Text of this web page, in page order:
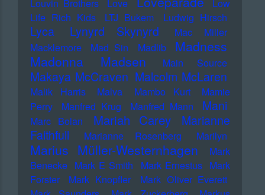
Louvin Brothers
Love
Low
Life Rich Kids
LTJ Bukem Ludwig Hirsch
Lyca Lynyrd Skynyrd
Mac Miller
Macklemore
Mad Sin Madlib
Madness
Madonna
Madsen Main Source
Makaya McCraven Malcolm McLaren
Malik Harris Malva Mambo Kurt
Mamie
Perry
Manfred Krug Manfred Mann Mani
Marc Bolan Mariah Carey
Marianne
Faithfull
Marianne Rosenberg Marilyn
Marius Müller-Westernhagen
Mark
Benecke Mark E Smith Mark Ernestus Mark
Forster
Mark Knopfler
Mark Oliver Everett